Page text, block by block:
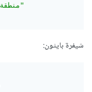
"منطقة الرياض"
شيفرة بايثون: